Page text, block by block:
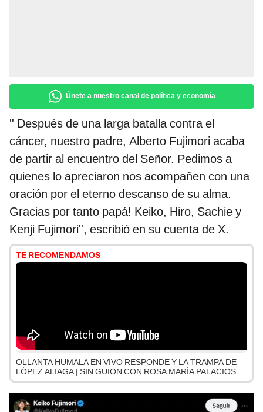
Únete a nuestro canal de política y economía
'' Después de una larga batalla contra el
cáncer, nuestro padre, Alberto Fujimori acaba
de partir al encuentro del Señor. Pedimos a
quienes lo apreciaron nos acompañen con una
oración por el eterno descanso de su alma.
Gracias por tanto papá! Keiko, Hiro, Sachie y
Kenji Fujimori'', escribió en su cuenta de X.
TE RECOMENDAMOS
OLLANTA HUMALA EN VIVO RESPONDE Y LA TRAMPA DE
LÓPEZ ALIAGA | SIN GUION CON ROSA MARÍA PALACIOS